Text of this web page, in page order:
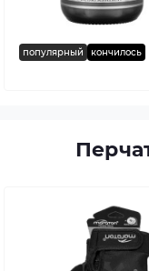
популярный кончилось